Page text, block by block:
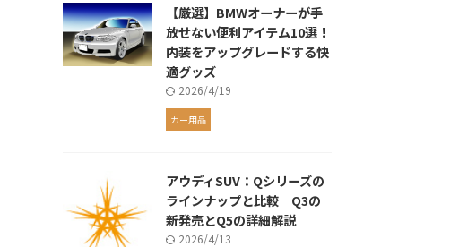
【厳選】BMWオーナーが手
放せない便利アイテム10選！
内装をアップグレードする快
適グッズ
2026/4/19
カー用品
アウディSUV：Qシリーズの
ラインナップと比較 Q3の
新発売とQ5の詳細解説
2026/4/13